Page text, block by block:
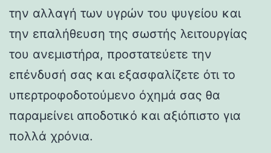
την αλλαγή των υγρών του ψυγείου και
την επαλήθευση της σωστής λειτουργίας
του ανεμιστήρα, προστατεύετε την
επένδυσή σας και εξασφαλίζετε ότι το
υπερτροφοδοτούμενο όχημά σας θα
παραμείνει αποδοτικό και αξιόπιστο για
πολλά χρόνια.